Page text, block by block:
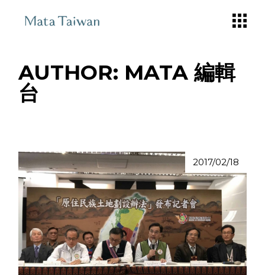
AUTHOR: MATA 編輯
台
2017/02/18